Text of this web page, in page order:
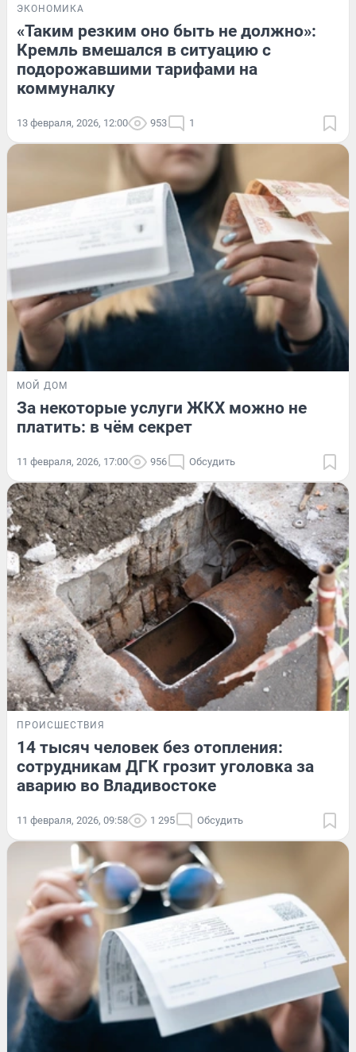
ЭКОНОМИКА
«Таким резким оно быть не должно»:
Кремль вмешался в ситуацию с
подорожавшими тарифами на
коммуналку
13 февраля, 2026, 12:00 953 1
МОЙ ДОМ
За некоторые услуги ЖКХ можно не
платить: в чём секрет
11 февраля, 2026, 17:00 956 Обсудить
ПРОИСШЕСТВИЯ
14 тысяч человек без отопления:
сотрудникам ДГК грозит уголовка за
аварию во Владивостоке
11 февраля, 2026, 09:58 1 295 Обсудить